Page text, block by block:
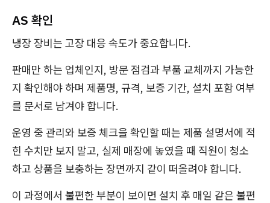
AS 확인
냉장 장비는 고장 대응 속도가 중요합니다.
판매만 하는 업체인지, 방문 점검과 부품 교체까지 가능한
지 확인해야 하며 제품명, 규격, 보증 기간, 설치 포함 여부
를 문서로 남겨야 합니다.
운영 중 관리와 보증 체크을 확인할 때는 제품 설명서에 적
힌 수치만 보지 말고, 실제 매장에 놓였을 때 직원이 청소
하고 상품을 보충하는 장면까지 같이 떠올려야 합니다.
이 과정에서 불편한 부분이 보이면 설치 후 매일 같은 불편